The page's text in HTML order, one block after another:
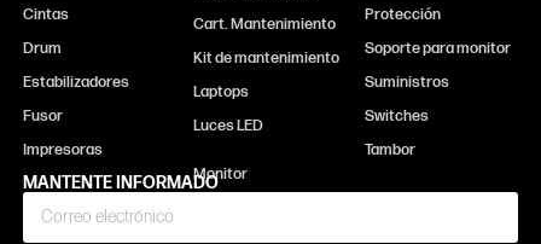
Cintas
Drum
Estabilizadores
Fusor
Impresoras
Cart. Mantenimiento
Kit de mantenimiento
Laptops
Luces LED
Protección
Soporte para monitor
Suministros
Switches
Tambor
MANTENTE INFORMADO